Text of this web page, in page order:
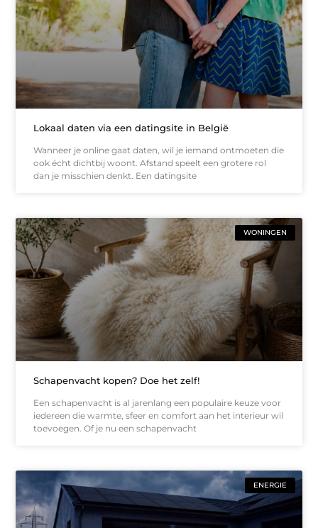
Lokaal daten via een datingsite in België
Wanneer je online gaat daten, wil je iemand ontmoeten die
ook écht dichtbij woont. Afstand speelt een grotere rol
dan je misschien denkt. Een datingsite
WONINGEN
Schapenvacht kopen? Doe het zelf!
Een schapenvacht is al jarenlang een populaire keuze voor
iedereen die warmte, sfeer en comfort aan het interieur wil
toevoegen. Of je nu een schapenvacht
ENERGIE